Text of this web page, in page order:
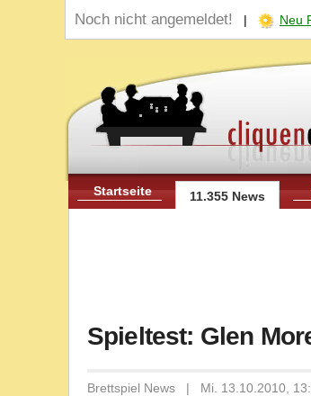
Noch nicht angemeldet! | Neu
Startseite 11.355 News
Spieltest: Glen
Brettspiel News | Mi. 13.10.2010,